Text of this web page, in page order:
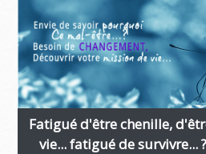
Fatigué d'être chenille,
vie... fatigué de survivre...